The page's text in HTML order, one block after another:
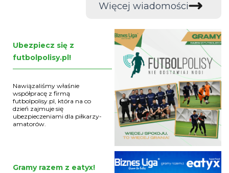
Więcej wiadomości
Ubezpiecz się z
futbolpolisy.pl!
Nawiązaliśmy właśnie
współpracę z firmą
futbolpolisy.pl, która na co
dzień zajmuje się
ubezpieczeniami dla piłkarzy-
amatorów.
Gramy razem z eatyx!